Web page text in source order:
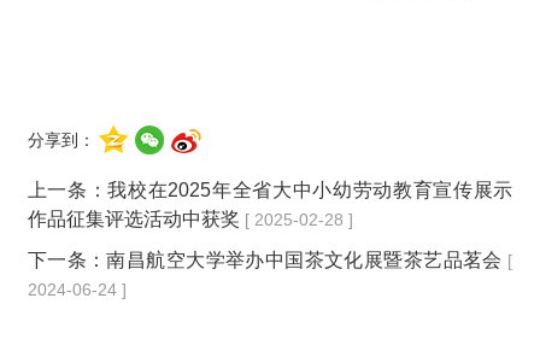
分享到：
上一条：我校在2025年全省大中小幼劳动教育宣传展示
作品征集评选活动中获奖 [ 2025-02-28 ]
下一条：南昌航空大学举办中国茶文化展暨茶艺品茗会 [
2024-06-24 ]